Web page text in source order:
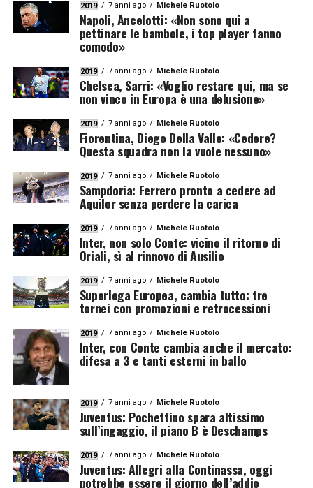
2019 7 anni ago Michele Ruotolo
Napoli, Ancelotti: «Non sono qui a
pettinare le bambole, i top player fanno
comodo»
2019 7 anni ago Michele Ruotolo
Chelsea, Sarri: «Voglio restare qui, ma se
non vinco in Europa è una delusione»
2019 7 anni ago Michele Ruotolo
Fiorentina, Diego Della Valle: «Cedere?
Questa squadra non la vuole nessuno»
2019 7 anni ago Michele Ruotolo
Sampdoria: Ferrero pronto a cedere ad
Aquilor senza perdere la carica
2019 7 anni ago Michele Ruotolo
Inter, non solo Conte: vicino il ritorno di
Oriali, sì al rinnovo di Ausilio
2019 7 anni ago Michele Ruotolo
Superlega Europea, cambia tutto: tre
tornei con promozioni e retrocessioni
2019 7 anni ago Michele Ruotolo
Inter, con Conte cambia anche il mercato:
difesa a 3 e tanti esterni in ballo
2019 7 anni ago Michele Ruotolo
Juventus: Pochettino spara altissimo
sull’ingaggio, il piano B è Deschamps
2019 7 anni ago Michele Ruotolo
Juventus: Allegri alla Continassa, oggi
potrebbe essere il giorno dell’addio